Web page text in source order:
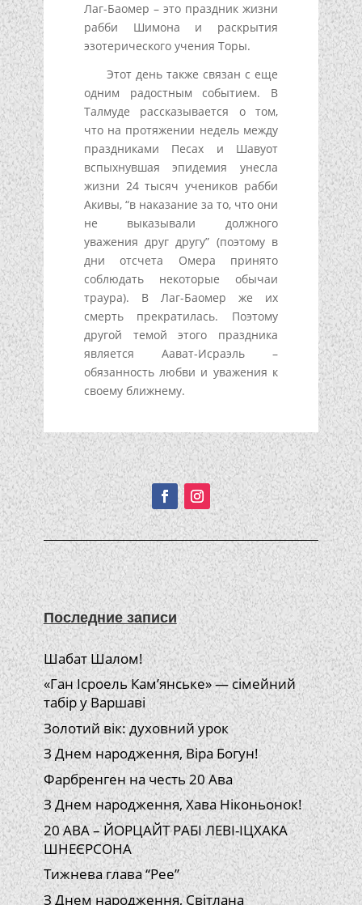
Лаг-Баомер – это праздник жизни
рабби Шимона и раскрытия
эзотерического учения Торы.
Этот день также связан с еще
одним радостным событием. В
Талмуде рассказывается о том,
что на протяжении недель между
праздниками Песах и Шавуот
вспыхнувшая эпидемия унесла
жизни 24 тысяч учеников рабби
Акивы, “в наказание за то, что они
не выказывали должного
уважения друг другу” (поэтому в
дни отсчета Омера принято
соблюдать некоторые обычаи
траура). В Лаг-Баомер же их
смерть прекратилась. Поэтому
другой темой этого праздника
является Аават-Исраэль –
обязанность любви и уважения к
своему ближнему.
Подписывайтесь!
Последние записи
Шабат Шалом!
«Ган Ісроель Кам’янське» — сімейний
табір у Варшаві
Золотий вік: духовний урок
З Днем народження, Віра Богун!
Фарбренген на честь 20 Ава
З Днем народження, Хава Ніконьонок!
20 АВА – ЙОРЦАЙТ РАБІ ЛЕВІ-ІЦХАКА
ШНЕЄРСОНА
Тижнева глава “Рее”
З Днем народження, Світлана